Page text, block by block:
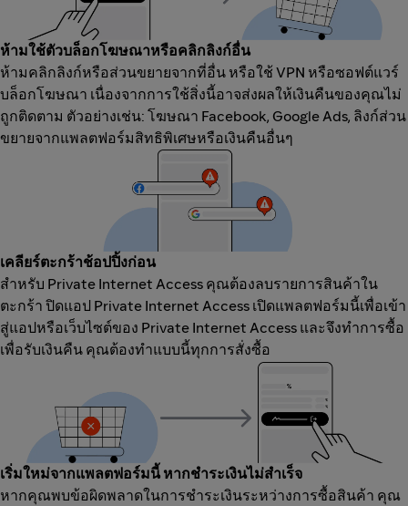
ห้ามใช้ตัวบล็อกโฆษณาหรือคลิกลิงก์อื่น
ห้ามคลิกลิงก์หรือส่วนขยายจากที่อื่น หรือใช้ VPN หรือซอฟต์แวร์
บล็อกโฆษณา เนื่องจากการใช้สิ่งนี้อาจส่งผลให้เงินคืนของคุณไม่
ถูกติดตาม ตัวอย่างเช่น: โฆษณา Facebook, Google Ads, ลิงก์ส่วน
ขยายจากแพลตฟอร์มสิทธิพิเศษหรือเงินคืนอื่นๆ
เคลียร์ตะกร้าช้อปปิ้งก่อน
สำหรับ Private Internet Access คุณต้องลบรายการสินค้าใน
ตะกร้า ปิดแอป Private Internet Access เปิดแพลตฟอร์มนี้เพื่อเข้า
สู่แอปหรือเว็บไซต์ของ Private Internet Access และจึงทำการซื้อ
เพื่อรับเงินคืน คุณต้องทำแบบนี้ทุกการสั่งซื้อ
เริ่มใหม่จากแพลตฟอร์มนี้ หากชำระเงินไม่สำเร็จ
หากคุณพบข้อผิดพลาดในการชำระเงินระหว่างการซื้อสินค้า คุณ